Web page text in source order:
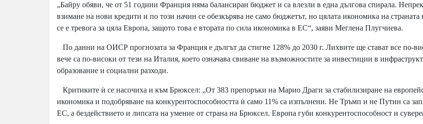
„Байру обяви, че от 51 години Франция няма балансиран бюджет и са влезли в една дългова спирала.
взимане на нови кредити и по този начин се обезкърява не само бюджетът, но цялата икономика на страната
се е тревога за цяла Европа, защото това е втората по сила икономика в ЕС“, заяви Меглена Плугчиева.
По данни на ОИСР прогнозата за Франция е дългът да стигне 128% до 2030 г. Лихвите ще стават все по-
вече са по-високи от тези на Италия, което означава свиване на възможностите за инвестиции в
образование и социални разходи.
Критиките ѝ се насочиха и към Брюксел: „От 383 препоръки на Марио Драги за стабилизиране на
икономика и подобряване на конкурентоспособността ѝ само 11% са изпълнени. Не Тръмп и не Путин са
ЕС, а бездействието и липсата на умение от страна на Брюксел. Европа губи конкурентоспособност и